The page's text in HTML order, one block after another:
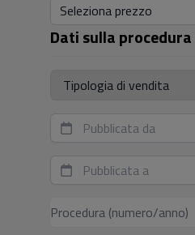
Seleziona prezzo
Dati sulla procedura
Tipologia di vendita